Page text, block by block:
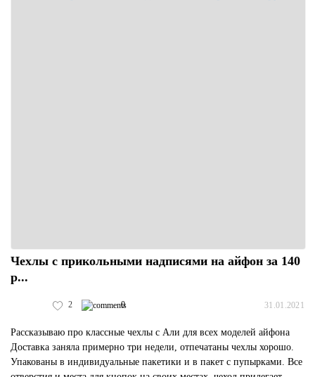
Чехлы с прикольными надписями на айфон за 140
р...
2 0 31.01.2021
Рассказываю про классные чехлы с Али для всех моделей айфона
Доставка заняла примерно три недели, отпечатаны чехлы хорошо.
Упакованы в индивидуальные пакетики и в пакет с пупырками. Все